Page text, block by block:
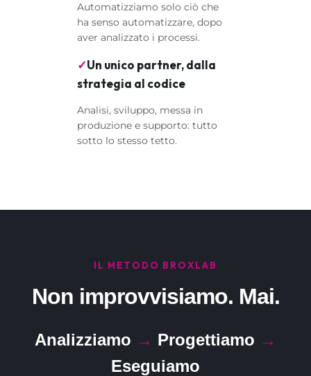
Automatizziamo solo ciò che
ha senso automatizzare, dopo
aver analizzato i processi.
✓Un unico partner, dalla
strategia al codice
Analisi, sviluppo, messa in
produzione e supporto: tutto
sotto lo stesso tetto.
IL METODO BROXLAB
Non improvvisiamo. Mai.
Analizziamo → Progettiamo →
Eseguiamo